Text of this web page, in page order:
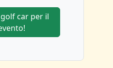
car per il